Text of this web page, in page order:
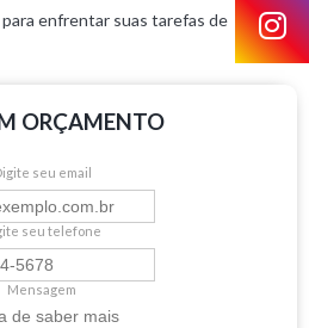
enfrentar suas tarefas de
ORÇAMENTO
seu email
seu telefone
Mensagem